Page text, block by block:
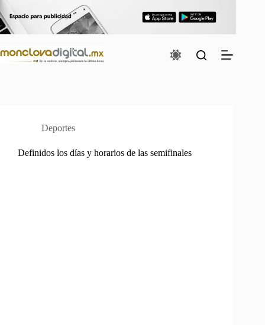
al
contenido
Deportes
Definidos los días y horarios de las semifinales